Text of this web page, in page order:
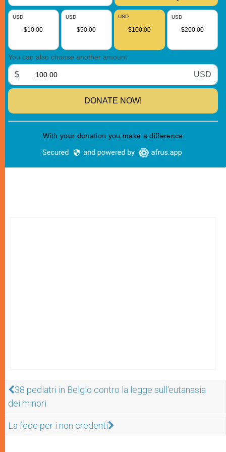
38 pediatri in Belgio contro la legge sull'eutanasia
dei minori
La fede per i non credenti